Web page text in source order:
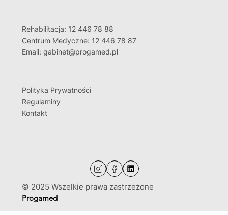
Rehabilitacja: 12 446 78 88
Centrum Medyczne: 12 446 78 87
Email: gabinet@progamed.pl
© 2025 Wszelkie prawa zastrzeżone
Progamed
Polityka Prywatności
Regulaminy
Kontakt